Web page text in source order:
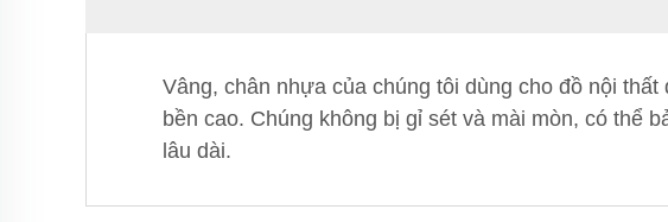
Vâng, chân nhựa của chúng tôi dùng cho đồ nội
bền cao. Chúng không bị gỉ sét và mài mòn, có thể
lâu dài.